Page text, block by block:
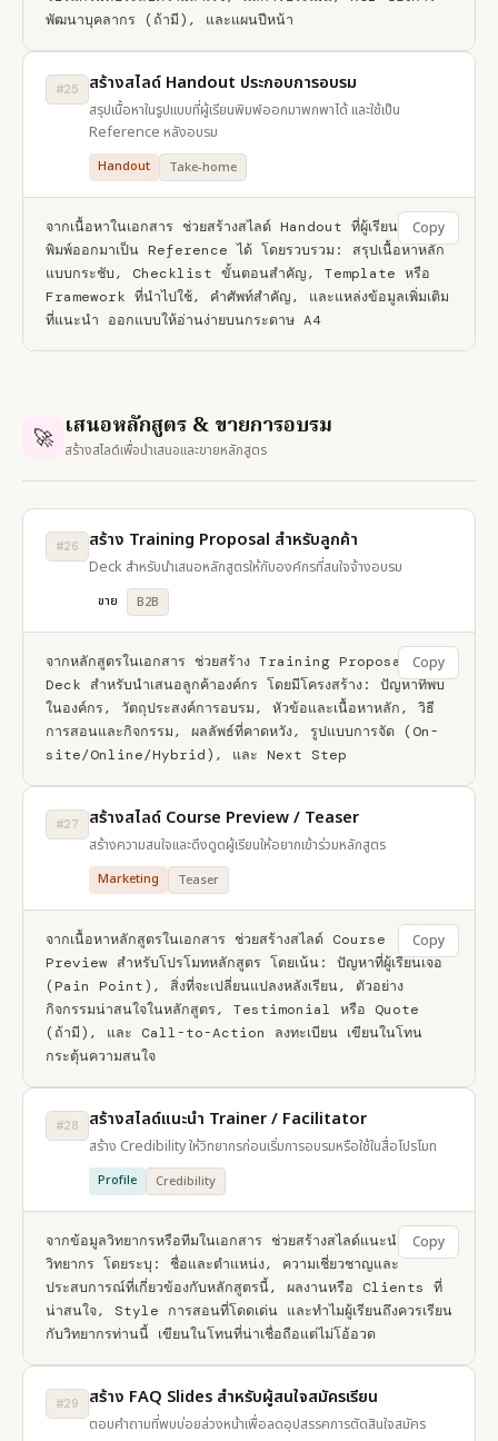
พัฒนาบุคลากร (ถ้ามี), และแผนปีหน้า
#25 สร้างสไลด์ Handout ประกอบการอบรม
สรุปเนื้อหาในรูปแบบที่ผู้เรียนพิมพ์ออกมาพกพาได้ และใช้เป็น
Reference หลังอบรม
Handout Take-home
จากเนื้อหาในเอกสาร ช่วยสร้างสไลด์ Handout ที่ผู้เรียนสามารถ
พิมพ์ออกมาเป็น Reference ได้ โดยรวบรวม: สรุปเนื้อหาหลัก
แบบกระชับ, Checklist ขั้นตอนสำคัญ, Template หรือ
Framework ที่นำไปใช้, คำศัพท์สำคัญ, และแหล่งข้อมูลเพิ่มเติม
ที่แนะนำ ออกแบบให้อ่านง่ายบนกระดาษ A4
Copy
🚀 เสนอหลักสูตร & ขายการอบรม
สร้างสไลด์เพื่อนำเสนอและขายหลักสูตร
#26 สร้าง Training Proposal สำหรับลูกค้า
Deck สำหรับนำเสนอหลักสูตรให้กับองค์กรที่สนใจจ้างอบรม
ขาย B2B
จากหลักสูตรในเอกสาร ช่วยสร้าง Training Proposal
Deck สำหรับนำเสนอลูกค้าองค์กร โดยมีโครงสร้าง: ปัญหาที่พบ
ในองค์กร, วัตถุประสงค์การอบรม, หัวข้อและเนื้อหาหลัก, วิธี
การสอนและกิจกรรม, ผลลัพธ์ที่คาดหวัง, รูปแบบการจัด (On-
site/Online/Hybrid), และ Next Step
Copy
#27 สร้างสไลด์ Course Preview / Teaser
สร้างความสนใจและดึงดูดผู้เรียนให้อยากเข้าร่วมหลักสูตร
Marketing Teaser
จากเนื้อหาหลักสูตรในเอกสาร ช่วยสร้างสไลด์ Course
Preview สำหรับโปรโมทหลักสูตร โดยเน้น: ปัญหาที่ผู้เรียนเจอ
(Pain Point), สิ่งที่จะเปลี่ยนแปลงหลังเรียน, ตัวอย่าง
กิจกรรมน่าสนใจในหลักสูตร, Testimonial หรือ Quote
(ถ้ามี), และ Call-to-Action ลงทะเบียน เขียนในโทน
กระตุ้นความสนใจ
Copy
#28 สร้างสไลด์แนะนำ Trainer / Facilitator
สร้าง Credibility ให้วิทยากรก่อนเริ่มการอบรมหรือใช้ในสื่อโปรโมท
Profile Credibility
จากข้อมูลวิทยากรหรือทีมในเอกสาร ช่วยสร้างสไลด์แนะนำ
วิทยากร โดยระบุ: ชื่อและตำแหน่ง, ความเชี่ยวชาญและ
ประสบการณ์ที่เกี่ยวข้องกับหลักสูตรนี้, ผลงานหรือ Clients ที่
น่าสนใจ, Style การสอนที่โดดเด่น และทำไมผู้เรียนถึงควรเรียน
กับวิทยากรท่านนี้ เขียนในโทนที่น่าเชื่อถือแต่ไม่โอ้อวด
Copy
#29 สร้าง FAQ Slides สำหรับผู้สนใจสมัครเรียน
ตอบคำถามที่พบบ่อยล่วงหน้าเพื่อลดอุปสรรคการตัดสินใจสมัคร